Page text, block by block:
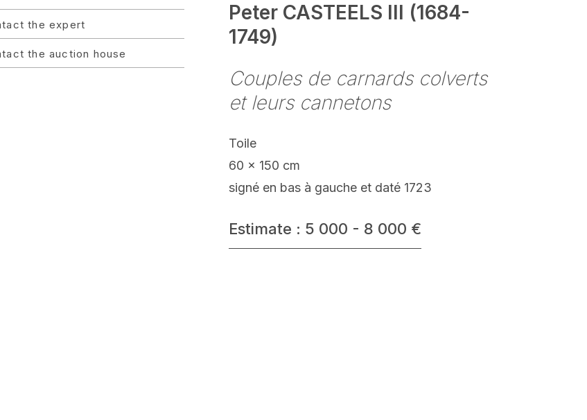
the expert
the auction house
Peter CASTEELS III (1684-
1749)
Couples de carnards colverts
et leurs cannetons
Toile
60 x 150 cm
signé en bas à gauche et daté 1723
Estimate : 5 000 - 8 000 €